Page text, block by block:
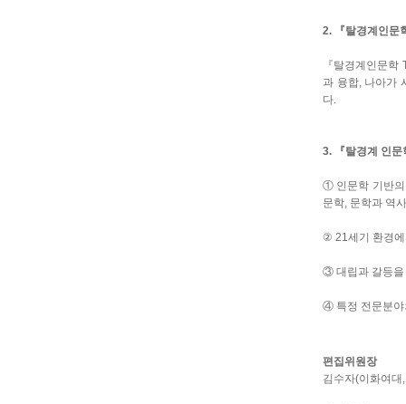
2. 『탈경계인문
『탈경계인문학
과 융합, 나아가
다.
3. 『탈경계 인
① 인문학 기반
문학, 문학과 역
② 21세기 환경
③ 대립과 갈등
④ 특정 전문분
편집위원장
김수자(이화여대